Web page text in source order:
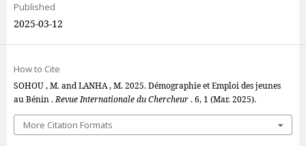
Published
2025-03-12
How to Cite
SOHOU , M. and LANHA , M. 2025. Démographie et Emploi des jeunes
au Bénin .Revue Internationale du Chercheur. 6, 1 (Mar. 2025).
More Citation Formats